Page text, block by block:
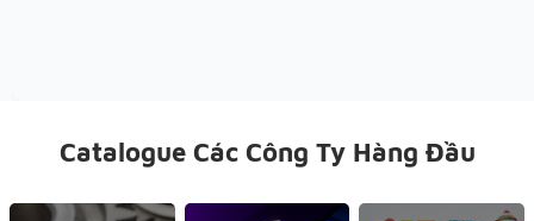
Catalogue Các Công Ty Hàng Đầu